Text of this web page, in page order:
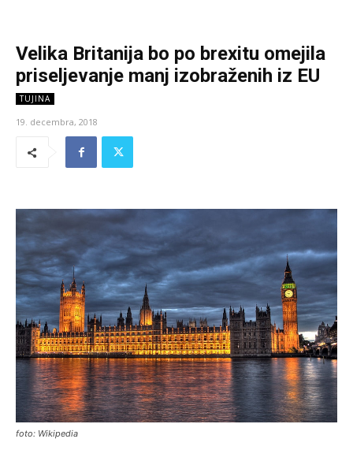
Velika Britanija bo po brexitu omejila
priseljevanje manj izobraženih iz EU
TUJINA
19. decembra, 2018
foto: Wikipedia